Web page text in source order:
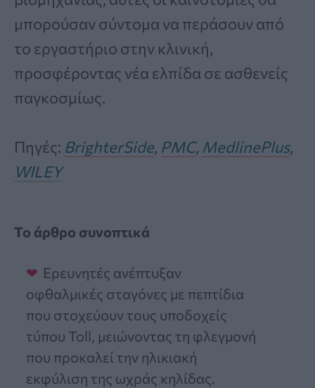
μπορούσαν σύντομα να περάσουν από
το εργαστήριο στην κλινική,
προσφέροντας νέα ελπίδα σε ασθενείς
παγκοσμίως.
Πηγές: BrighterSide, PMC, MedlinePlus,
WILEY
Το άρθρο συνοπτικά
Ερευνητές ανέπτυξαν
οφθαλμικές σταγόνες με πεπτίδια
που στοχεύουν τους υποδοχείς
τύπου Toll, μειώνοντας τη φλεγμονή
που προκαλεί την ηλικιακή
εκφύλιση της ωχράς κηλίδας.